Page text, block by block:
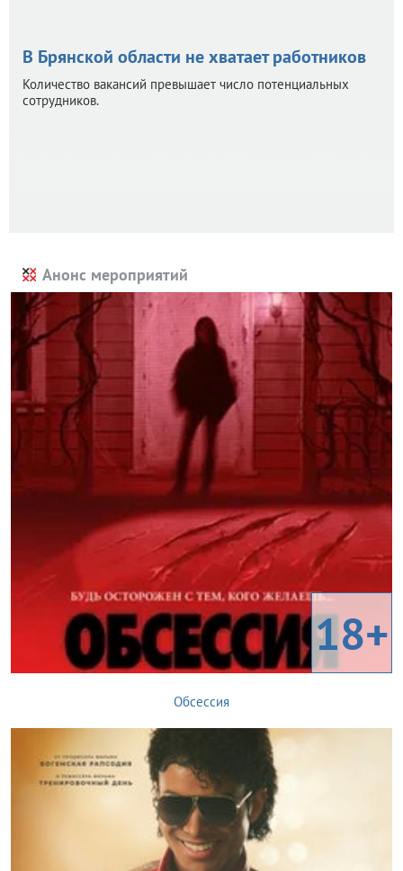
В Брянской области не хватает работников
Количество вакансий превышает число потенциальных
сотрудников.
Анонс мероприятий
18+
Обсессия